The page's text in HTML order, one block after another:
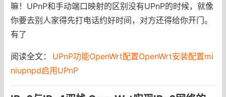
嘛！UPnP和手动端口映射的区别没有UPnP的时候，就像
你要去别人家得先打电话约好时间，对方还得给你开门。
有了
阅读全文：
UPnP功能OpenWrt配置OpenWrt安装配置mi
niupnpd启用UPnP